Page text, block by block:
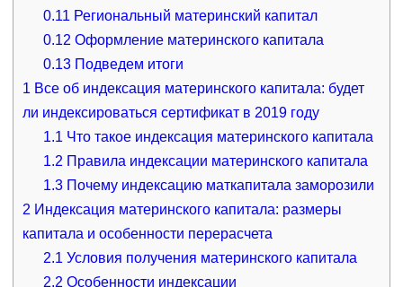
0.11 Региональный материнский капитал
0.12 Оформление материнского капитала
0.13 Подведем итоги
1 Все об индексация материнского капитала: будет
ли индексироваться сертификат в 2019 году
1.1 Что такое индексация материнского капитала
1.2 Правила индексации материнского капитала
1.3 Почему индексацию маткапитала заморозили
2 Индексация материнского капитала: размеры
капитала и особенности перерасчета
2.1 Условия получения материнского капитала
2.2 Особенности индексации